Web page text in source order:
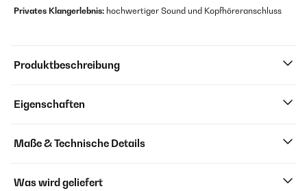
Privates Klangerlebnis: hochwertiger Sound und Kopfhöreranschluss
Produktbeschreibung
Eigenschaften
Maße & Technische Details
Was wird geliefert